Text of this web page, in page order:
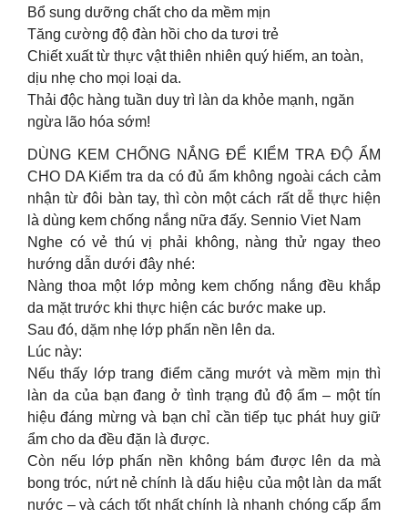
Bổ sung dưỡng chất cho da mềm mịn
Tăng cường độ đàn hồi cho da tươi trẻ
Chiết xuất từ thực vật thiên nhiên quý hiếm, an toàn,
dịu nhẹ cho mọi loại da.
Thải độc hàng tuần duy trì làn da khỏe mạnh, ngăn
ngừa lão hóa sớm!
DÙNG KEM CHỐNG NẮNG ĐỂ KIỂM TRA ĐỘ ẨM
CHO DA Kiểm tra da có đủ ẩm không ngoài cách cảm
nhận từ đôi bàn tay, thì còn một cách rất dễ thực hiện
là dùng kem chống nắng nữa đấy. Sennio Viet Nam
Nghe có vẻ thú vị phải không, nàng thử ngay theo
hướng dẫn dưới đây nhé:
Nàng thoa một lớp mỏng kem chống nắng đều khắp
da mặt trước khi thực hiện các bước make up.
Sau đó, dặm nhẹ lớp phấn nền lên da.
Lúc này:
Nếu thấy lớp trang điểm căng mướt và mềm mịn thì
làn da của bạn đang ở tình trạng đủ độ ẩm – một tín
hiệu đáng mừng và bạn chỉ cần tiếp tục phát huy giữ
ẩm cho da đều đặn là được.
Còn nếu lớp phấn nền không bám được lên da mà
bong tróc, nứt nẻ chính là dấu hiệu của một làn da mất
nước – và cách tốt nhất chính là nhanh chóng cấp ẩm